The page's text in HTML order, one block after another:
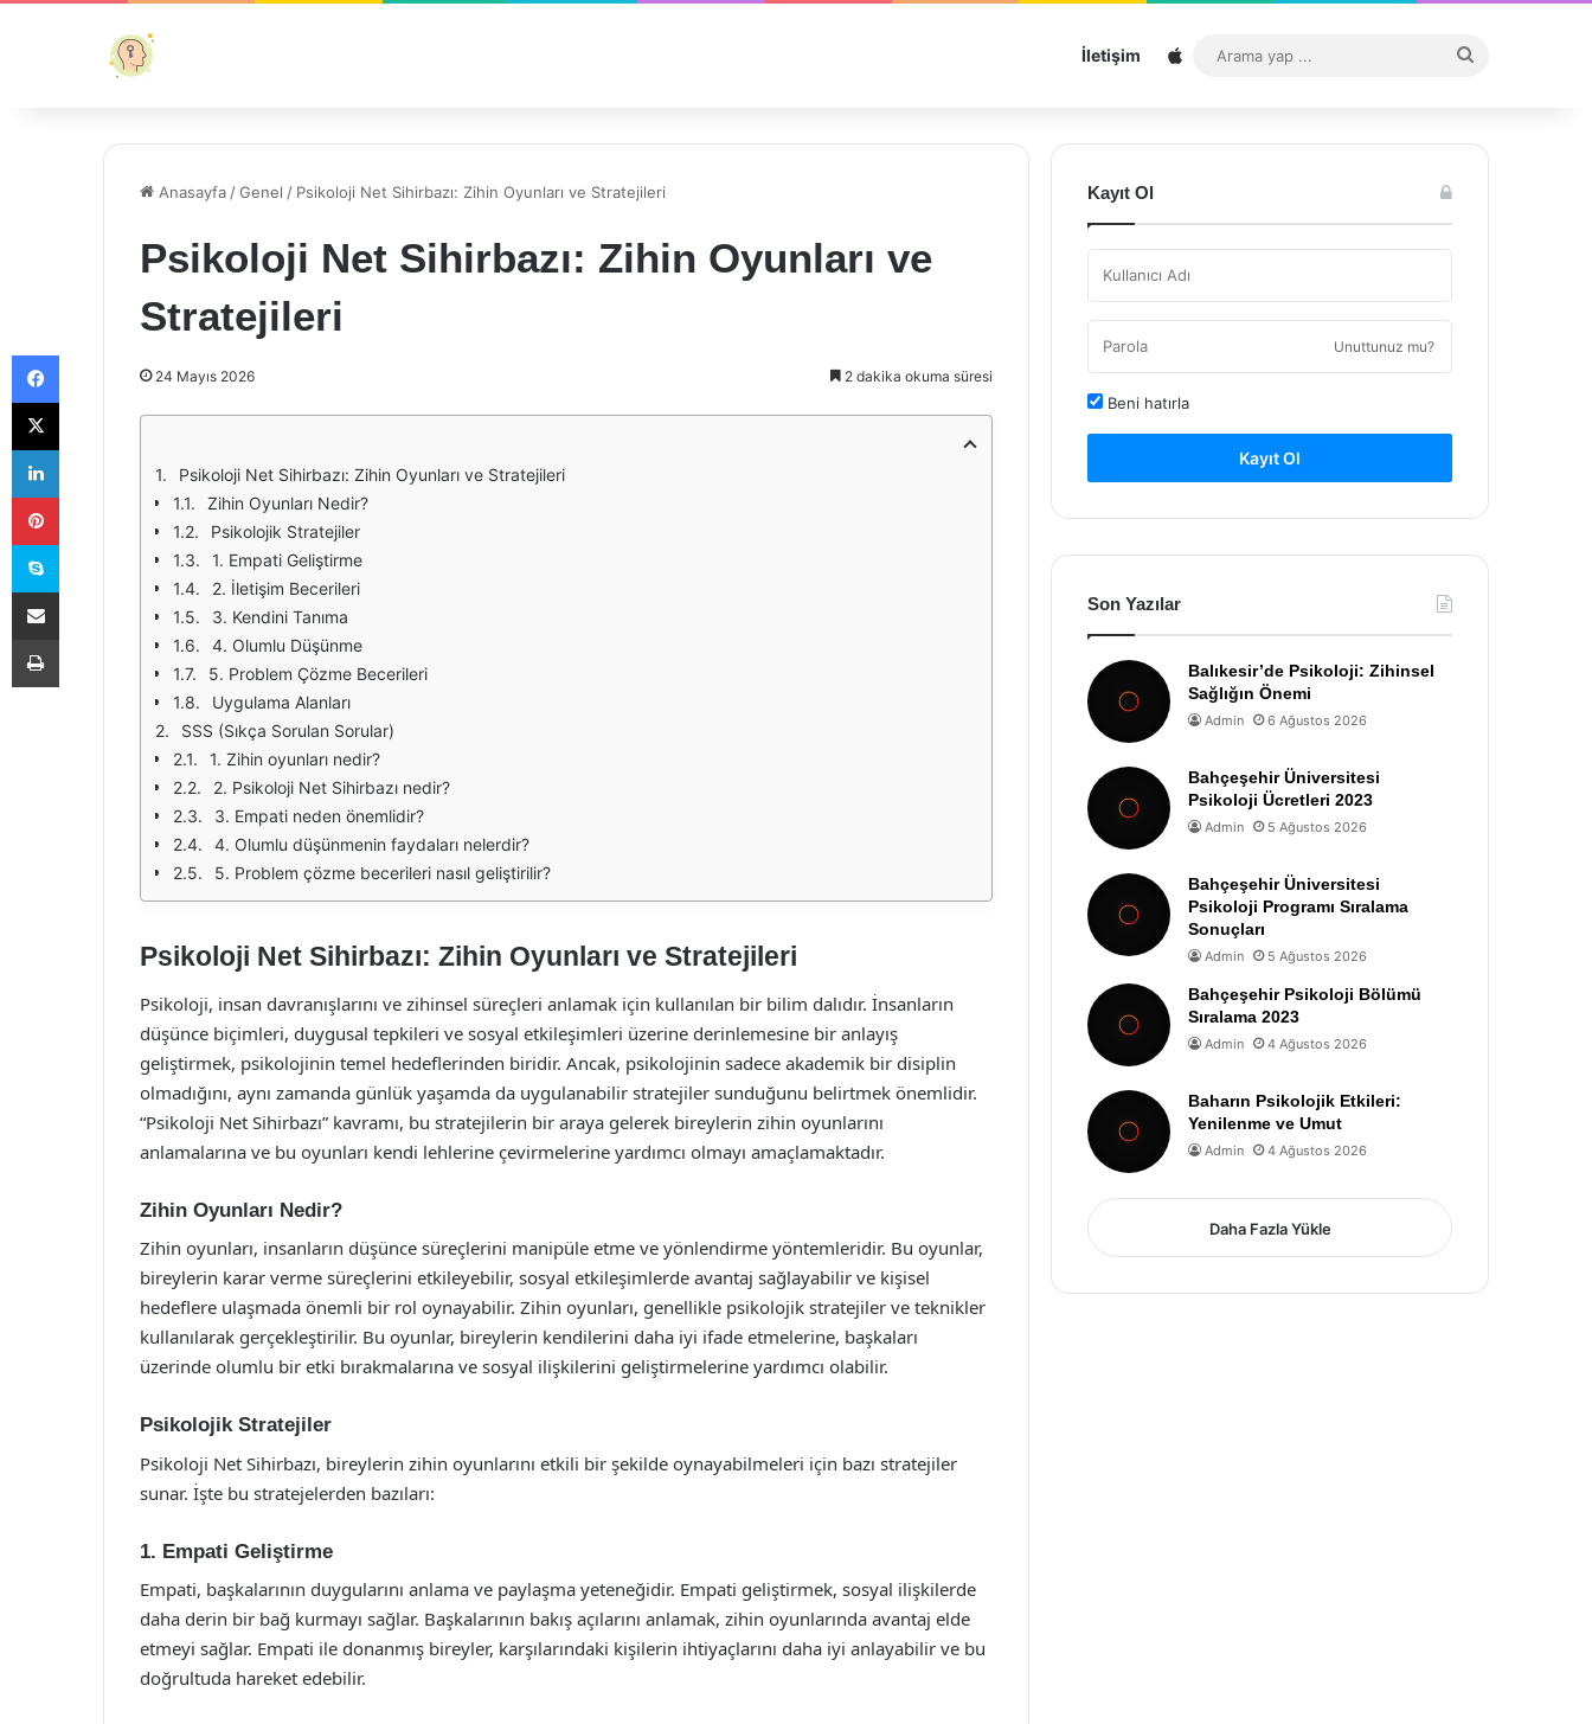
İletişim Sitemap
...
Anasayfa /Genel / Psikoloji Net Sihirbazı: Zihin Oyunları ve Stratejileri
Psikoloji Net Sihirbazı: Zihin Oyunları ve
Stratejileri
24 Mayıs 2026 2 dakika okuma süresi
Psikoloji Net Sihirbazı: Zihin Oyunları ve Stratejileri
Zihin Oyunları Nedir?
Psikolojik Stratejiler
1. Empati Geliştirme
2. İletişim Becerileri
3. Kendini Tanıma
4. Olumlu Düşünme
5. Problem Çözme Becerileri
Uygulama Alanları
SSS (Sıkça Sorulan Sorular)
1. Zihin oyunları nedir?
2. Psikoloji Net Sihirbazı nedir?
3. Empati neden önemlidir?
4. Olumlu düşünmenin faydaları nelerdir?
5. Problem çözme becerileri nasıl geliştirilir?
Psikoloji Net Sihirbazı: Zihin Oyunları ve Stratejileri
Psikoloji, insan davranışlarını ve zihinsel süreçleri anlamak için kullanılan bir bilim dalıdır. İnsanların
düşünce biçimleri, duygusal tepkileri ve sosyal etkileşimleri üzerine derinlemesine bir anlayış
geliştirmek, psikolojinin temel hedeflerinden biridir. Ancak, psikolojinin sadece akademik bir disiplin
olmadığını, aynı zamanda günlük yaşamda da uygulanabilir stratejiler sunduğunu belirtmek önemlidir.
“Psikoloji Net Sihirbazı” kavramı, bu stratejilerin bir araya gelerek bireylerin zihin oyunlarını
anlamalarına ve bu oyunları kendi lehlerine çevirmelerine yardımcı olmayı amaçlamaktadır.
Zihin Oyunları Nedir?
Zihin oyunları, insanların düşünce süreçlerini manipüle etme ve yönlendirme yöntemleridir. Bu oyunlar,
bireylerin karar verme süreçlerini etkileyebilir, sosyal etkileşimlerde avantaj sağlayabilir ve kişisel
hedeflere ulaşmada önemli bir rol oynayabilir. Zihin oyunları, genellikle psikolojik stratejiler ve teknikler
kullanılarak gerçekleştirilir. Bu oyunlar, bireylerin kendilerini daha iyi ifade etmelerine, başkaları
üzerinde olumlu bir etki bırakmalarına ve sosyal ilişkilerini geliştirmelerine yardımcı olabilir.
Psikolojik Stratejiler
Psikoloji Net Sihirbazı, bireylerin zihin oyunlarını etkili bir şekilde oynayabilmeleri için bazı stratejiler
sunar. İşte bu stratejelerden bazıları:
1. Empati Geliştirme
Empati, başkalarının duygularını anlama ve paylaşma yeteneğidir. Empati geliştirmek, sosyal ilişkilerde
daha derin bir bağ kurmayı sağlar. Başkalarının bakış açılarını anlamak, zihin oyunlarında avantaj elde
etmeyi sağlar. Empati ile donanmış bireyler, karşılarındaki kişilerin ihtiyaçlarını daha iyi anlayabilir ve bu
doğrultuda hareket edebilir.
Kayıt Ol
Unuttunuz mu?
Beni hatırla
Kayıt Ol
Son Yazılar
Balıkesir’de Psikoloji: Zihinsel
Sağlığın Önemi
Admin 6 Ağustos 2026
Bahçeşehir Üniversitesi
Psikoloji Ücretleri 2023
Admin 5 Ağustos 2026
Bahçeşehir Üniversitesi
Psikoloji Programı Sıralama
Sonuçları
Admin 5 Ağustos 2026
Bahçeşehir Psikoloji Bölümü
Sıralama 2023
Admin 4 Ağustos 2026
Baharın Psikolojik Etkileri:
Yenilenme ve Umut
Admin 4 Ağustos 2026
Daha Fazla Yükle
Facebook
X
LinkedIn
Pinterest
Skype
E-Posta ile paylaş